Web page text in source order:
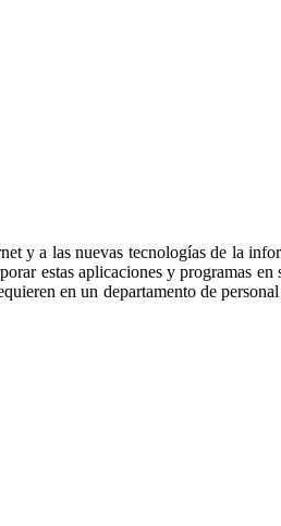
y a las nuevas tecnologías de la
estas aplicaciones y programas en
en un departamento de